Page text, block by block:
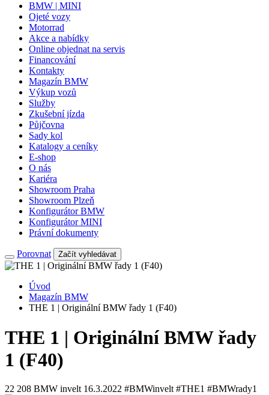
BMW | MINI
Ojeté vozy
Motorrad
Akce a nabídky
Online objednat na servis
Financování
Kontakty
Magazín BMW
Výkup vozů
Služby
Zkušební jízda
Půjčovna
Sady kol
Katalogy a ceníky
E-shop
O nás
Kariéra
Showroom Praha
Showroom Plzeň
Konfigurátor BMW
Konfigurátor MINI
Právní dokumenty
Porovnat Začít vyhledávat
Úvod
Magazín BMW
THE 1 | Originální BMW řady 1 (F40)
THE 1 | Originální BMW řady
1 (F40)
22 208 BMW invelt 16.3.2022 #BMWinvelt #THE1 #BMWrady1